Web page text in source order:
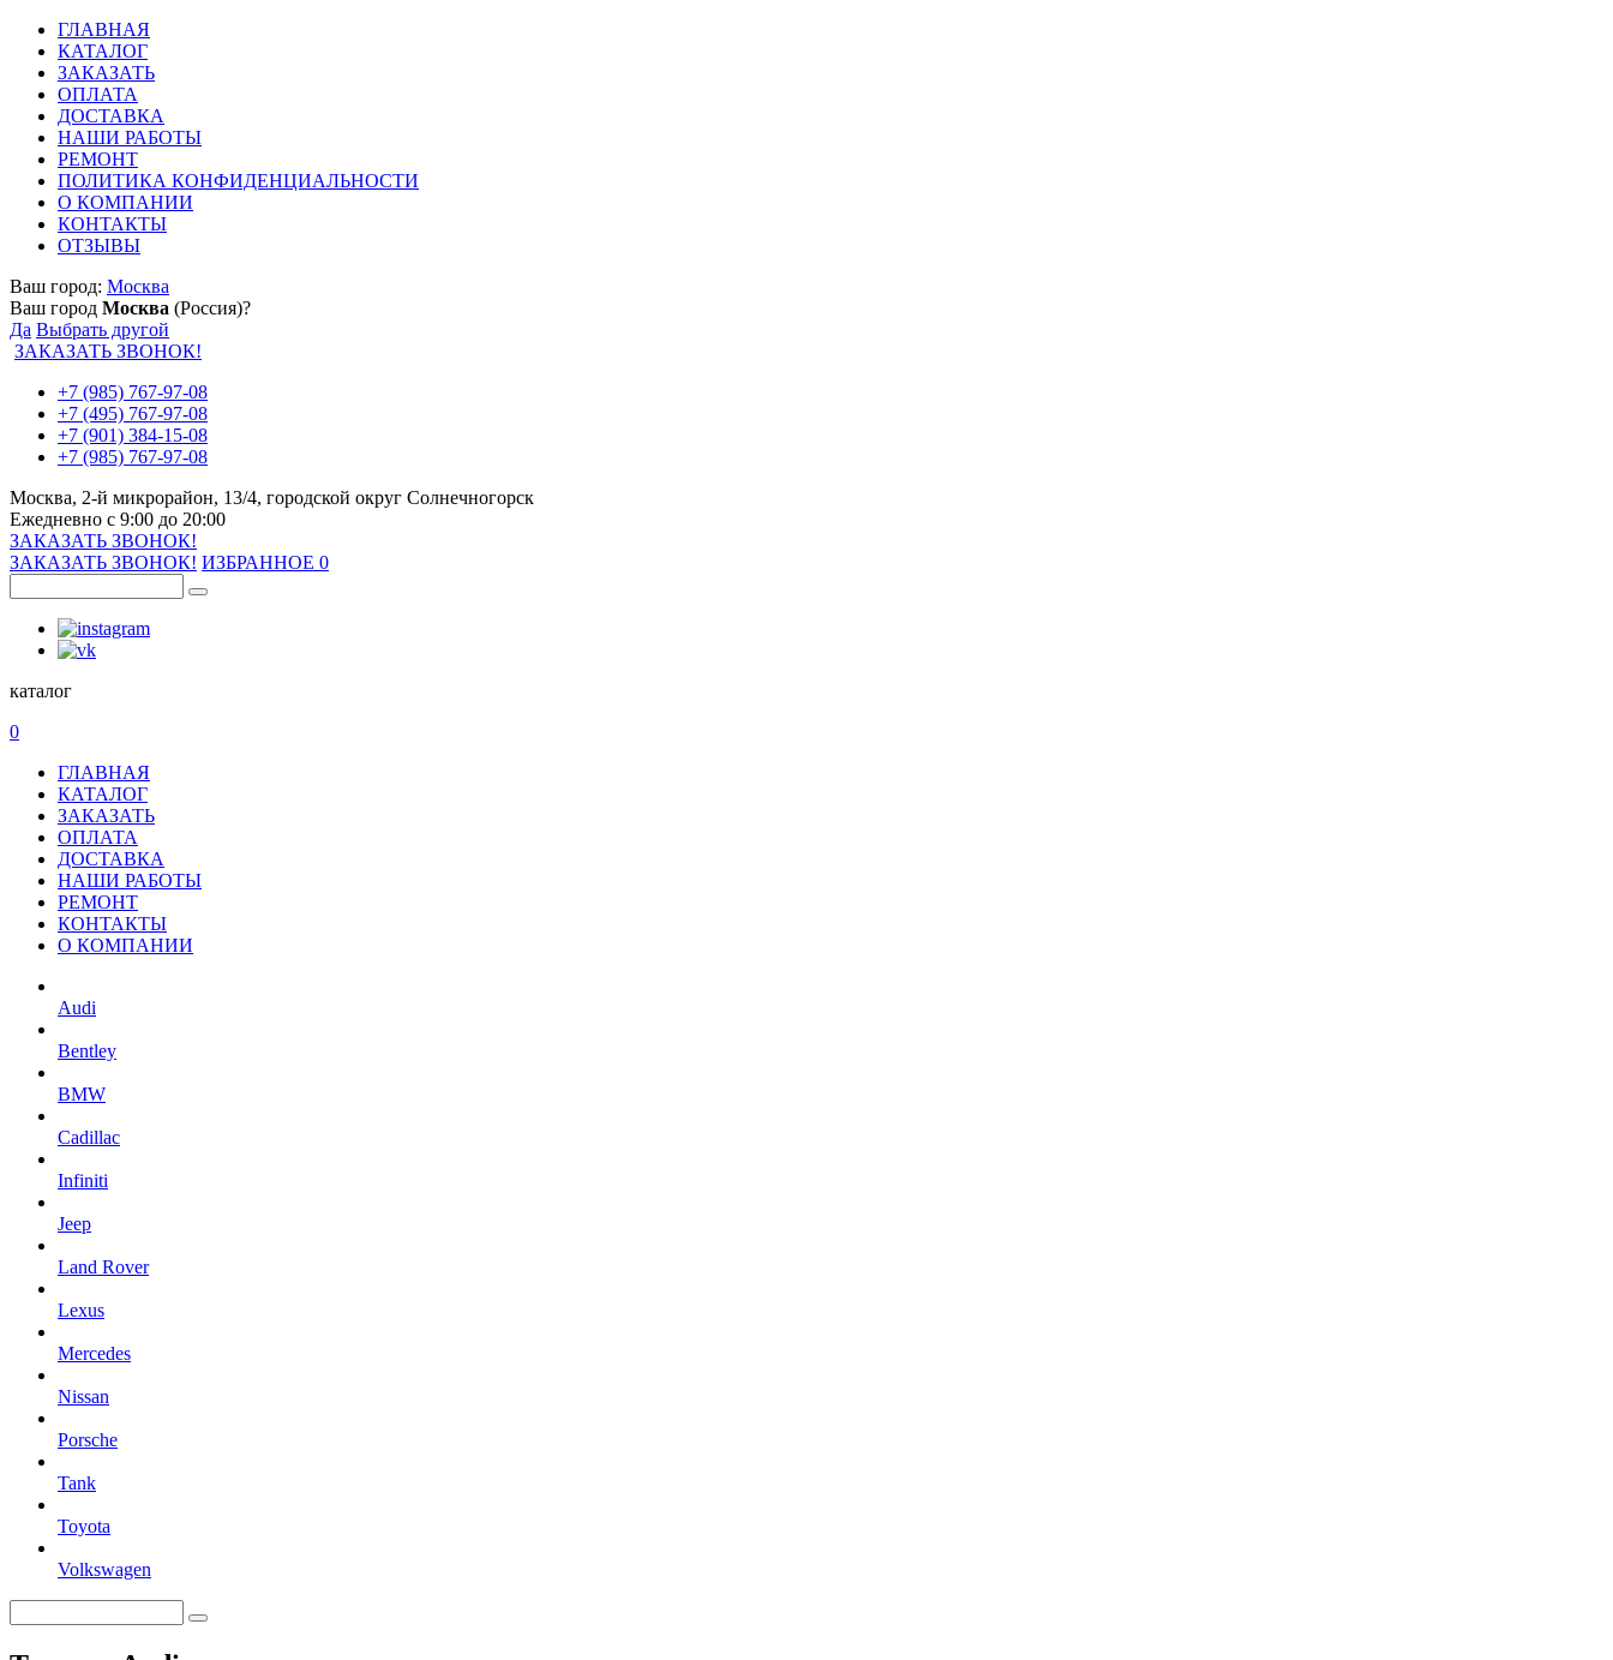
ГЛАВНАЯ
КАТАЛОГ
ЗАКАЗАТЬ
ОПЛАТА
ДОСТАВКА
НАШИ РАБОТЫ
РЕМОНТ
ПОЛИТИКА КОНФИДЕНЦИАЛЬНОСТИ
О КОМПАНИИ
КОНТАКТЫ
ОТЗЫВЫ
Ваш город: Москва
Ваш город Москва (Россия)?
Да Выбрать другой
ЗАКАЗАТЬ ЗВОНОК!
+7 (985) 767-97-08
+7 (495) 767-97-08
+7 (901) 384-15-08
+7 (985) 767-97-08
Москва, 2-й микрорайон, 13/4, городской округ Солнечногорск
Ежедневно с 9:00 до 20:00
ЗАКАЗАТЬ ЗВОНОК!
ЗАКАЗАТЬ ЗВОНОК! ИЗБРАННОЕ 0
каталог
0
ГЛАВНАЯ
КАТАЛОГ
ЗАКАЗАТЬ
ОПЛАТА
ДОСТАВКА
НАШИ РАБОТЫ
РЕМОНТ
КОНТАКТЫ
О КОМПАНИИ
Audi
Bentley
BMW
Cadillac
Infiniti
Jeep
Land Rover
Lexus
Mercedes
Nissan
Porsche
Tank
Toyota
Volkswagen